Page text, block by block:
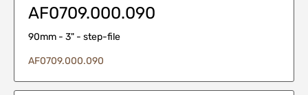
AF0709.000.090
90mm - 3" - step-file
AF0709.000.090